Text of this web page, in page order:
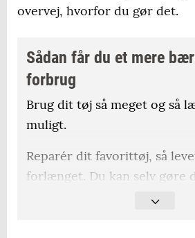
overvej, hvorfor du gør det.
Sådan får du et mere
forbrug
Brug dit tøj så meget og så
muligt.
Reparér dit favorittøj, så
forlænget. Du kan selv gøre